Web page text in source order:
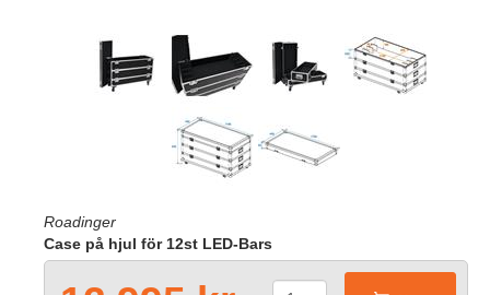
Roadinger
Case på hjul för 12st LED-Bars